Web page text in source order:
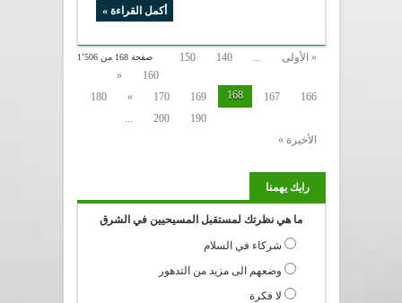
أكمل القراءة »
صفحة 168 من 1٬506 « الأولى ...
140
150
160
«
166
167
168
169
170
»
180
190
200
...
الأخيرة »
رايك يهمنا
ما هي نظرتك لمستقبل المسيحيين في الشرق
شركاء في السلام
وضعهم الى مزيد من التدهور
لا فكرة